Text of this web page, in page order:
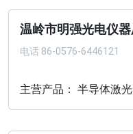
温岭市明强光电仪
电话 86-0576-6446121
主营产品： 半导体激